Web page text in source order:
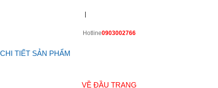
Hotline0903002766
CHI TIẾT SẢN PHẨM
VỀ ĐẦU TRANG